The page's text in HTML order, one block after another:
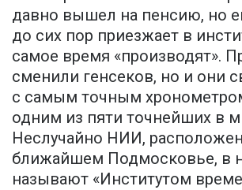
давно вышел на пенсию, но
до сих пор приезжает в
самое время «производят».
сменили генсеков, но и они
с самым точным
одним из пяти точнейших в
Неслучайно НИИ,
ближайшем Подмосковье, в
называют «Институтом